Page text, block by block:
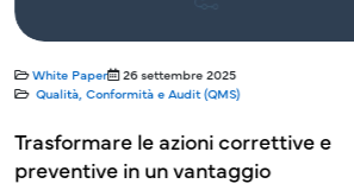
White Paper
26 settembre 2025
Qualità, Conformità e Audit (QMS)
Trasformare le azioni correttive e
preventive in un vantaggio